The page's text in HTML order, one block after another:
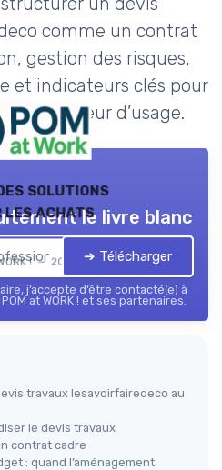
comme un contrat
gestion des risques,
et indicateurs clés pour
et valeur d’usage.
solutions
les achats
! — 2026
le livre blanc
➔ Télécharger
j’accepte d’être contacté(e) à
at WORK ! et ses partenaires.
travaux lesavoirfairedeco au
le devis travaux
contrat cadre
: quand l’aménagement